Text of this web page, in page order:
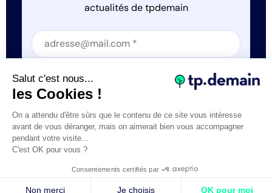
actualités de tpdemain
Section
Section
J'accepte que tp.demain utilise mes informations
Tous droits réservés © tp.demain 2026Mentions légales
Salut c'est nous...
les Cookies !
On a attendu d'être sûrs que le contenu de ce site vous intéresse
avant de vous déranger, mais on aimerait bien vous accompagner
pendant votre visite...
C'est OK pour vous ?
Consentements certifiés par
Non merci Je choisis OK pour moi